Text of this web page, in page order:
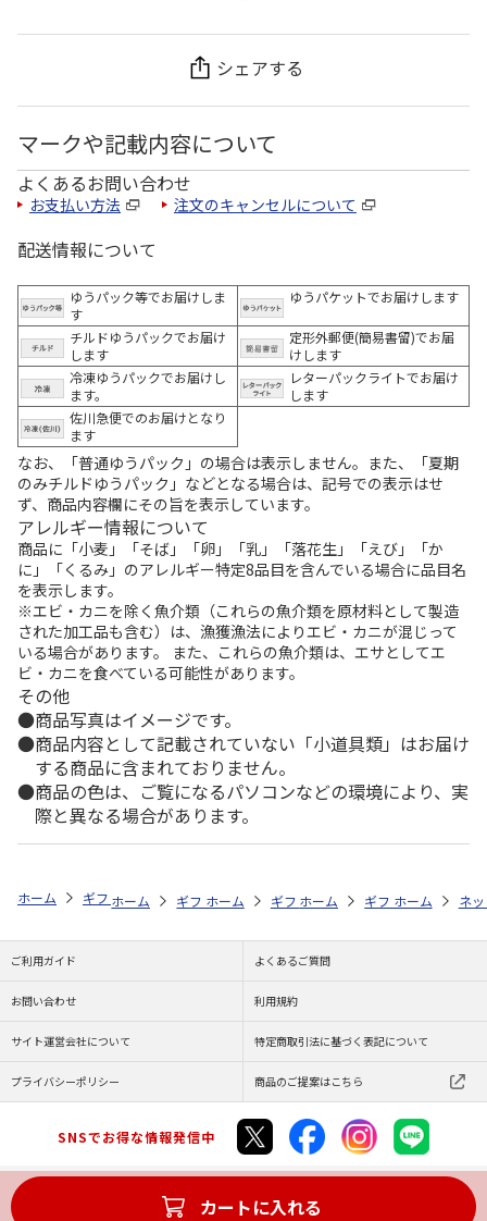
シェアする
マークや記載内容について
よくあるお問い合わせ
お支払い方法 注文のキャンセルについて
配送情報について
ゆうパック等でお届けしま
す
ゆうパケットでお届けします
チルドゆうパックでお届け
します
定形外郵便(簡易書留)でお届
けします
冷凍ゆうパックでお届けし
ます。
レターパックライトでお届け
します
佐川急便でのお届けとなり
ます
なお、「普通ゆうパック」の場合は表示しません。また、「夏期
のみチルドゆうパック」などとなる場合は、記号での表示はせ
ず、商品内容欄にその旨を表示しています。
アレルギー情報について
商品に「小麦」「そば」「卵」「乳」「落花生」「えび」「か
に」「くるみ」のアレルギー特定8品目を含んでいる場合に品目名
を表示します。
※エビ・カニを除く魚介類（これらの魚介類を原材料として製造
された加工品も含む）は、漁獲漁法によりエビ・カニが混じって
いる場合があります。 また、これらの魚介類は、エサとしてエ
ビ・カニを食べている可能性があります。
その他
商品写真はイメージです。
商品内容として記載されていない「小道具類」はお届け
する商品に含まれておりません。
商品の色は、ご覧になるパソコンなどの環境により、実
際と異なる場合があります。
カートに入れる
ホーム ギフト通販 内祝い・お返し 法要・香典返し 選べるギフ
ホーム ギフト通販 内祝い・お返し 法要・香典返し
ホーム ギフト通販 お祝い・贈りもの
ホーム ギフト通販 お
ホーム ネ
ご利用ガイド よくあるご質問
お問い合わせ 利用規約
サイト運営会社について 特定商取引法に基づく表記について
プライバシーポリシー 商品のご提案はこちら
SNSでお得な情報発信中